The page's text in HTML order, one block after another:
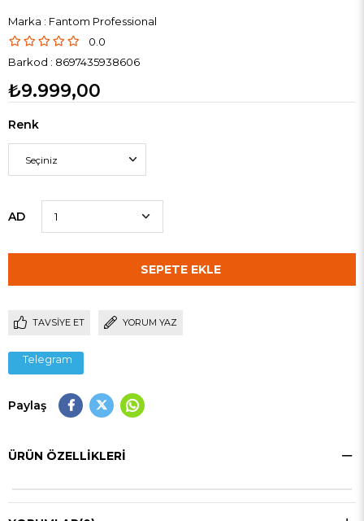
Marka : Fantom Professional
0.0
Barkod : 8697435938606
₺9.999,00
Renk
AD
TAVSIYE ET YORUM YAZ
Telegram
Paylaş
ÜRÜN ÖZELLIKLERI